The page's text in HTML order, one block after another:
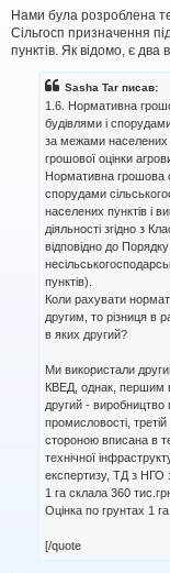
в
і
д
Нами була розроблена
Сільгосп призначення
пунктів. Як відомо, є два
Sasha Tar писав:
1.6. Нормативна
будівлями і
за межами населених
грошової оцінки
Нормативна грошова
спорудами
населених пунктів і
діяльності згідно з
відповідно до
пунктів).
Коли рахувати
другим, то різниця в
в яких другий?
Ми використали
КВЕД, однак, першим
другий - виробництво
промисловості,
стороною вписана в
технічної
експертизу, ТД з НГО
1 га склала 360
Оцінка по грунтах 1
[/quote